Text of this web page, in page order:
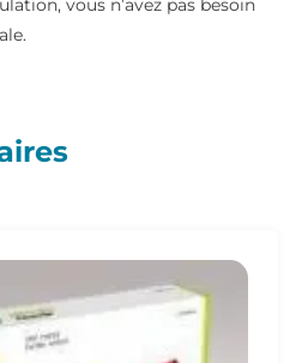
vous n’avez pas besoin